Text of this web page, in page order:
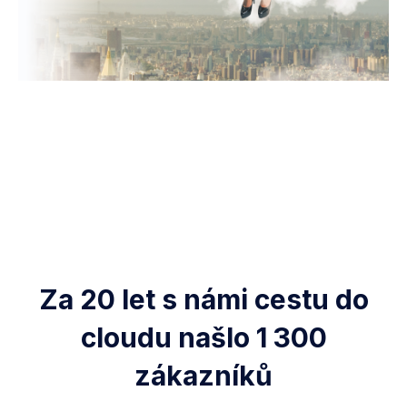
Za 20 let s námi cestu do
cloudu našlo 1 300
zákazníků